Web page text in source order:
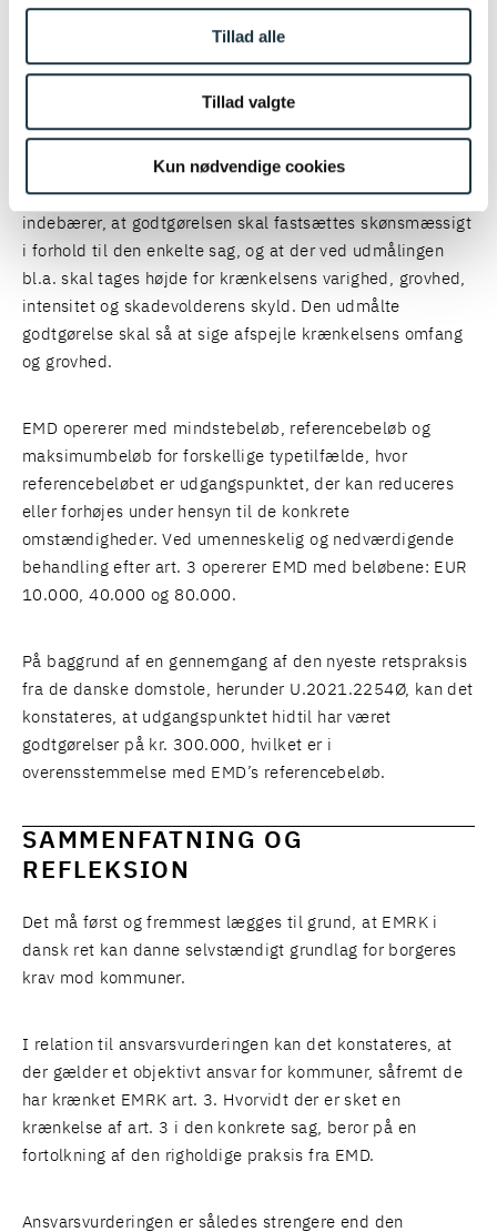
Tillad alle
Tillad valgte
Kun nødvendige cookies
samt krav om betaling af godtgørelse af et ikke-
økonomisk tab efter EMRK, såfremt betingelserne efter
begge retsgrundlag er opfyldte.
De nationale domstole skal ved udmålingen fastsætte
godtgørelsen i overensstemmelse med EMD’s praksis. Det
indebærer, at godtgørelsen skal fastsættes skønsmæssigt
i forhold til den enkelte sag, og at der ved udmålingen
bl.a. skal tages højde for krænkelsens varighed, grovhed,
intensitet og skadevolderens skyld. Den udmålte
godtgørelse skal så at sige afspejle krænkelsens omfang
og grovhed.
EMD opererer med mindstebeløb, referencebeløb og
maksimumbeløb for forskellige typetilfælde, hvor
referencebeløbet er udgangspunktet, der kan reduceres
eller forhøjes under hensyn til de konkrete
omstændigheder. Ved umenneskelig og nedværdigende
behandling efter art. 3 opererer EMD med beløbene: EUR
10.000, 40.000 og 80.000.
På baggrund af en gennemgang af den nyeste retspraksis
fra de danske domstole, herunder U.2021.2254Ø, kan det
konstateres, at udgangspunktet hidtil har været
godtgørelser på kr. 300.000, hvilket er i
overensstemmelse med EMD’s referencebeløb.
SAMMENFATNING OG
REFLEKSION
Det må først og fremmest lægges til grund, at EMRK i
dansk ret kan danne selvstændigt grundlag for borgeres
krav mod kommuner.
I relation til ansvarsvurderingen kan det konstateres, at
der gælder et objektivt ansvar for kommuner, såfremt de
har krænket EMRK art. 3. Hvorvidt der er sket en
krænkelse af art. 3 i den konkrete sag, beror på en
fortolkning af den righoldige praksis fra EMD.
Ansvarsvurderingen er således strengere end den